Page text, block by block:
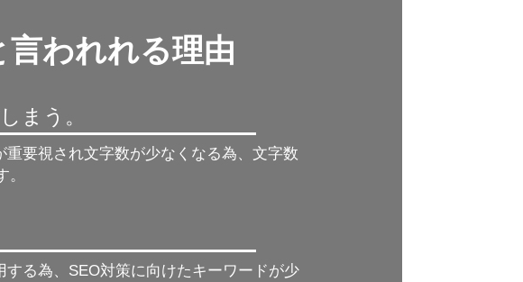
言われれる理由
まう。
要視され文字数が少なくなる為、文字数
る為、 SEO対策に向けたキーワードが少